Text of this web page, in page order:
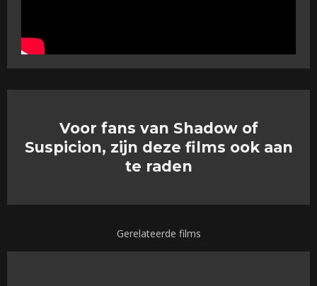
Voor fans van Shadow of
Suspicion, zijn deze films ook aan
te raden
Gerelateerde films